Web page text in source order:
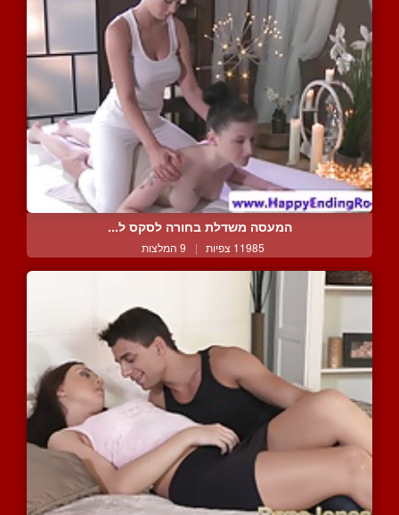
המעסה משדלת בחורה לסקס ל...
11985 צפיות | 9 המלצות